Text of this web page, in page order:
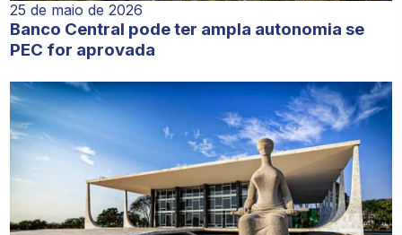
25 de maio de 2026
Banco Central pode ter ampla autonomia se
PEC for aprovada